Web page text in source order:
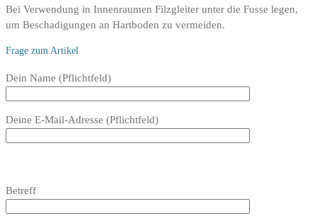
Bei Verwendung in Innenraumen Filzgleiter unter die Fusse legen,
um Beschadigungen an Hartboden zu vermeiden.
Frage zum Artikel
Bitte
Feld
leer.
Dein Name (Pflichtfeld)
Deine E-Mail-Adresse (Pflichtfeld)
dieses
lasse
dieses
Betreff